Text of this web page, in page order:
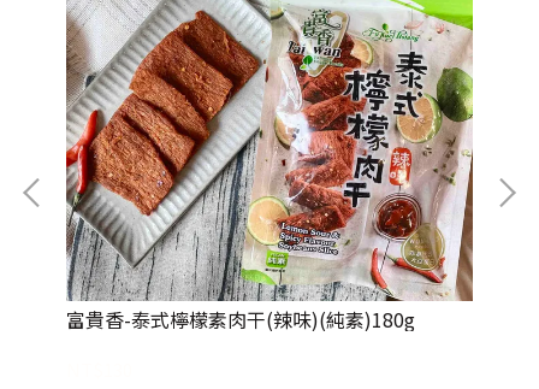
富貴香-泰式檸檬素肉干(辣味)(純素)180g